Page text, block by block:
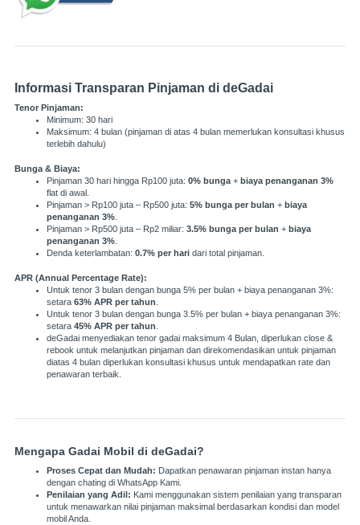
Informasi Transparan Pinjaman di deGadai
Tenor Pinjaman:
Minimum: 30 hari
Maksimum: 4 bulan (pinjaman di atas 4 bulan memerlukan konsultasi khusus
terlebih dahulu)
Bunga & Biaya:
Pinjaman 30 hari hingga Rp100 juta: 0% bunga + biaya penanganan 3%
flat di awal.
Pinjaman > Rp100 juta – Rp500 juta: 5% bunga per bulan + biaya
penanganan 3%
Pinjaman > Rp500 juta – Rp2 miliar: 3.5% bunga per bulan + biaya
penanganan 3%
Denda keterlambatan: 0.7% per hari dari total pinjaman.
APR (Annual Percentage Rate):
Untuk tenor 3 bulan dengan bunga 5% per bulan + biaya penanganan 3%:
setara 63% APR per tahun
Untuk tenor 3 bulan dengan bunga 3.5% per bulan + biaya penanganan 3%:
setara 45% APR per tahun
deGadai menyediakan tenor gadai maksimum 4 Bulan, diperlukan close &
rebook untuk melanjutkan pinjaman dan direkomendasikan untuk pinjaman
diatas 4 bulan diperlukan konsultasi khusus untuk mendapatkan rate dan
penawaran terbaik.
Mengapa Gadai Mobil di deGadai?
Proses Cepat dan Mudah: Dapatkan penawaran pinjaman instan hanya
dengan chating di WhatsApp Kami.
Penilaian yang Adil: Kami menggunakan sistem penilaian yang transparan
untuk menawarkan nilai pinjaman maksimal berdasarkan kondisi dan model
mobil Anda.